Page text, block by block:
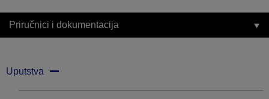
Priručnici i dokumentacija
Uputstva